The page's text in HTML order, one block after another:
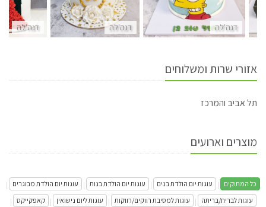
דנה'לה דנה'לה דנה'לה
אזורי שרות ומשלוחים
תל אביב והמרכז
מוצרים וארועים
כל המתוקים | עוגות יום הולדת בנים | עוגות יום הולדת בנות | עוגות יום הולדת מבוגרים
|
עוגות לברית/בריתה
| עוגות למסיבת רווקים/רווקות | עוגות ליום נישואין | קאפקייקס |